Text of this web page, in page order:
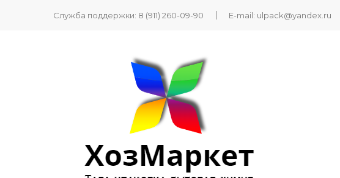
Служба поддержки: 8 (911) 260-09-90 E-mail: ulpack@yandex.ru